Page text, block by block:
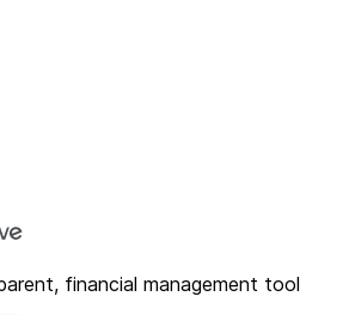
financial management tool